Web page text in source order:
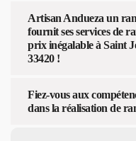
Artisan Andueza un
fournit ses services de
prix inégalable à Saint
33420 !
Fiez-vous aux
dans la réalisation de